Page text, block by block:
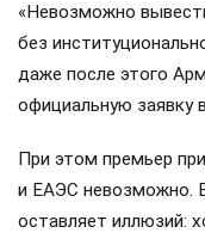
«Невозможно
без
даже после этого
официальную заявку
При этом премьер
и ЕАЭС невозможно.
оставляет иллюзий: